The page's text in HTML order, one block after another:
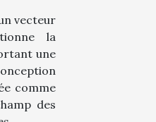
vecteur
la
une
comme
des